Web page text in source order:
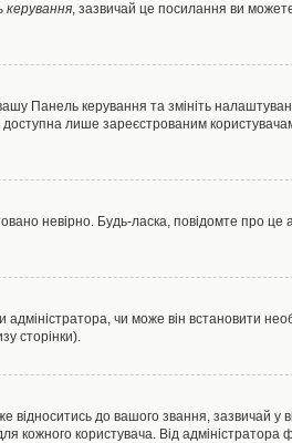
керування, зазвичай це посилання ви
Панель керування та змініть
лише зареєстрованим
невірно. Будь-ласка, повідомте про це
чи може він встановити
сторінки).
до вашого звання, зазвичай у
кожного користувача. Від адміністратора